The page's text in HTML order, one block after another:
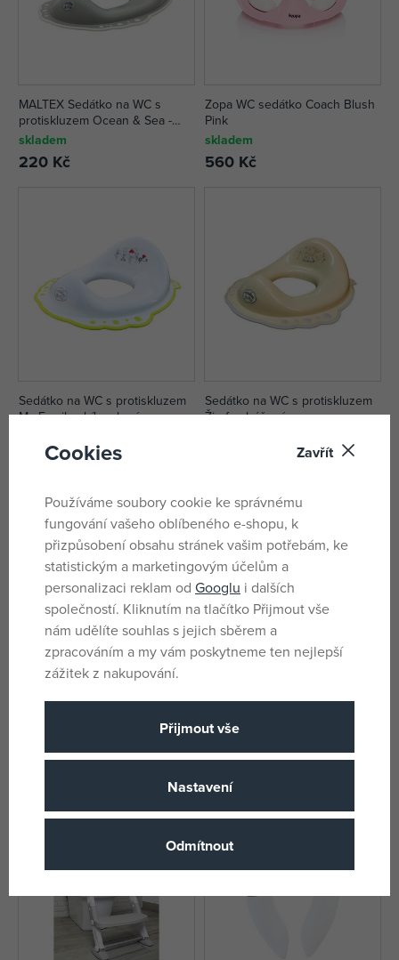
MALTEX Sedátko na WC s
protiskluzem Ocean & Sea -
šedá
skladem
220 Kč
Zopa WC sedátko Coach Blush
Pink
skladem
560 Kč
Sedátko na WC s protiskluzem
My Family - bílozelená
220 Kč
Sedátko na WC s protiskluzem
Žirafa - béžová
DOLU Nočník 3 v 1, šedý
341 Kč
-17%
DOLU Schůdky se sedátkem k
skladem
724 Kč
-36%
Cookies Zavřít
Používáme soubory cookie ke správnému
fungování vašeho oblíbeného e-shopu, k
přizpůsobení obsahu stránek vašim potřebám, ke
statistickým a marketingovým účelům a
personalizaci reklam od Googlu i dalších
společností. Kliknutím na tlačítko Přijmout vše
nám udělíte souhlas s jejich sběrem a
zpracováním a my vám poskytneme ten nejlepší
zážitek z nakupování.
Přijmout vše
Nastavení
Odmítnout